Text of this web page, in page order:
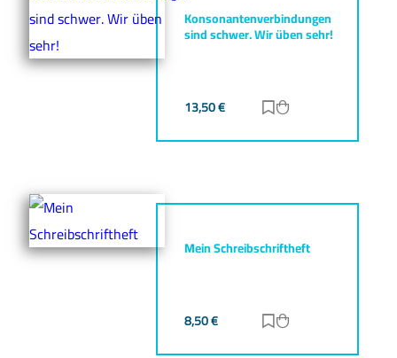
Konsonantenverbindungen
sind schwer. Wir üben sehr!
13,50€ Zur Merkliste
Mein Schreibschriftheft
8,50€ Zur Merkliste